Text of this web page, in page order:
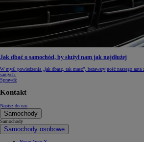
Jak dbać o samochód, by służył nam jak najdłużej
W myśl powiedzenia „jak dbasz, tak masz”, bezawaryjność naszego auta
samych.
Sprawdź
Kontakt
Napisz do nas
Samochody
Samochody
Samochody osobowe